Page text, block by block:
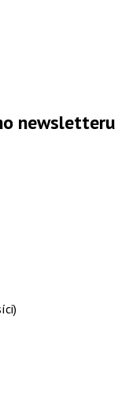
newsletteru